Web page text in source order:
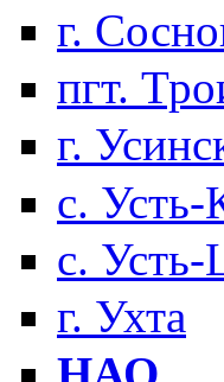
г.
пгт.
г.
с. Усть-
с.
г. Ухта